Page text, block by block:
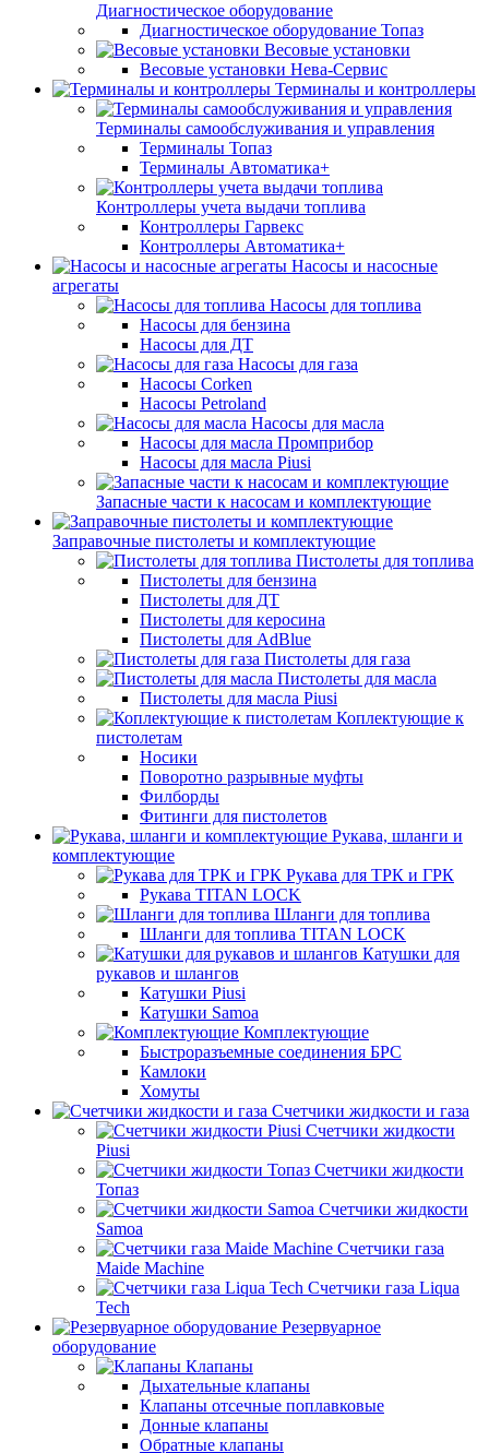
Диагностическое оборудование
Диагностическое оборудование Топаз
Весовые установки
Весовые установки Нева-Сервис
Терминалы и контроллеры
Терминалы самообслуживания и управления
Терминалы Топаз
Терминалы Автоматика+
Контроллеры учета выдачи топлива
Контроллеры Гарвекс
Контроллеры Автоматика+
Насосы и насосные
агрегаты
Насосы для топлива
Насосы для бензина
Насосы для ДТ
Насосы для газа
Насосы Corken
Насосы Petroland
Насосы для масла
Насосы для масла Промприбор
Насосы для масла Piusi
Запасные части к насосам и комплектующие
Заправочные пистолеты и комплектующие
Пистолеты для топлива
Пистолеты для бензина
Пистолеты для ДТ
Пистолеты для керосина
Пистолеты для AdBlue
Пистолеты для газа
Пистолеты для масла
Пистолеты для масла Piusi
Коплектующие к
пистолетам
Носики
Поворотно разрывные муфты
Филборды
Фитинги для пистолетов
Рукава, шланги и
комплектующие
Рукава для ТРК и ГРК
Рукава TITAN LOCK
Шланги для топлива
Шланги для топлива TITAN LOCK
Катушки для
рукавов и шлангов
Катушки Piusi
Катушки Samoa
Комплектующие
Быстроразъемные соединения БРС
Камлоки
Хомуты
Счетчики жидкости и газа
Счетчики жидкости
Piusi
Счетчики жидкости
Топаз
Счетчики жидкости
Samoa
Счетчики газа
Maide Machine
Счетчики газа Liqua
Tech
Резервуарное
оборудование
Клапаны
Дыхательные клапаны
Клапаны отсечные поплавковые
Донные клапаны
Обратные клапаны